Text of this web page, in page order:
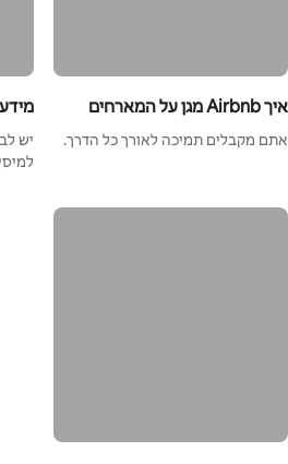
איך Airbnb מגן על המארחים
אתם מקבלים תמיכה לאורך כל הדרך.
יש